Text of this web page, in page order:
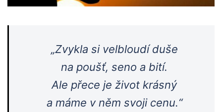
„Zvykla si velbloudí duše
na poušť, seno a bití.
Ale přece je život krásný
a máme v něm svoji cenu.“